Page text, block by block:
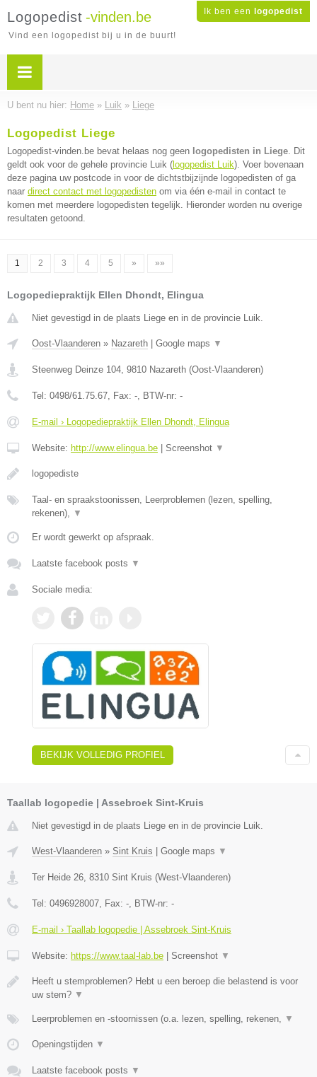
Ik ben een logopedist
Logopedist -vinden.be
Vind een logopedist bij u in de buurt!
U bent nu hier: Home » Luik » Liege
Logopedist Liege
Logopedist-vinden.be bevat helaas nog geen logopedisten in Liege. Dit
geldt ook voor de gehele provincie Luik ( logopedist Luik). Voer bovenaan
deze pagina uw postcode in voor de dichtstbijzijnde logopedisten of ga
naar direct contact met logopedisten om via één e-mail in contact te
komen met meerdere logopedisten tegelijk. Hieronder worden nu overige
resultaten getoond.
1 2 3 4 5 » »»
Logopediepraktijk Ellen Dhondt, Elingua
Niet gevestigd in de plaats Liege en in de provincie Luik.
Oost-Vlaanderen » Nazareth Google maps ▼
Steenweg Deinze 104, 9810 Nazareth (Oost-Vlaanderen)
Tel: 0498/61.75.67, Fax: -, BTW-nr: -
E-mail › Logopediepraktijk Ellen Dhondt, Elingua
Website: http://www.elingua.be Screenshot ▼
logopediste
Taal- en spraakstoonissen, Leerproblemen (lezen, spelling,
rekenen), ▼
Er wordt gewerkt op afspraak.
Laatste facebook posts ▼
Sociale media:
BEKIJK VOLLEDIG PROFIEL
Taallab logopedie | Assebroek Sint-Kruis
Niet gevestigd in de plaats Liege en in de provincie Luik.
West-Vlaanderen » Sint Kruis Google maps ▼
Ter Heide 26, 8310 Sint Kruis (West-Vlaanderen)
Tel: 0496928007, Fax: -, BTW-nr: -
E-mail › Taallab logopedie | Assebroek Sint-Kruis
Website: https://www.taal-lab.be Screenshot ▼
Heeft u stemproblemen? Hebt u een beroep die belastend is voor
uw stem? ▼
Leerproblemen en -stoornissen (o.a. lezen, spelling, rekenen, ▼
Openingstijden ▼
Laatste facebook posts ▼